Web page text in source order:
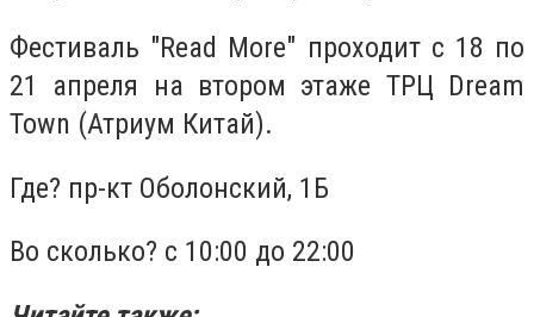
Фестиваль ″Read More″ проходит с 18 по
21 апреля на втором этаже ТРЦ Dream
Town (Атриум Китай).
Где? пр-кт Оболонский, 1Б
Во сколько? с 10:00 до 22:00